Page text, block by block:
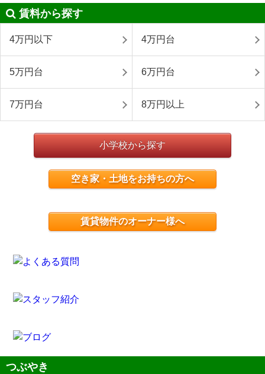
賃料から探す
4万円以下 4万円台
5万円台 6万円台
7万円台 8万円以上
小学校から探す
空き家・土地をお持ちの方へ
賃貸物件のオーナー様へ
つぶやき